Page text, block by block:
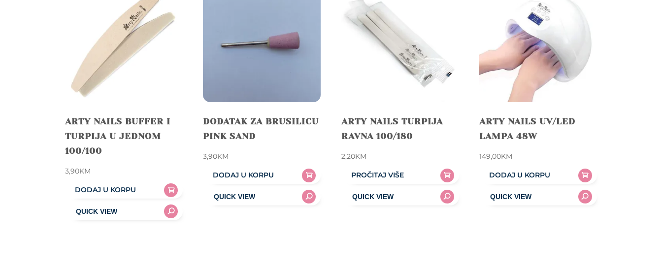
ARTY NAILS BUFFER I
TURPIJA U JEDNOM
100/100
3,90KM
DODAJ U KORPU
DODATAK ZA BRUSILICU
PINK SAND
3,90KM
DODAJ U KORPU
ARTY NAILS TURPIJA
RAVNA 100/180
2,20KM
PROČITAJ VIŠE
ARTY NAILS UV/LED
LAMPA 48W
149,00KM
DODAJ U KORPU